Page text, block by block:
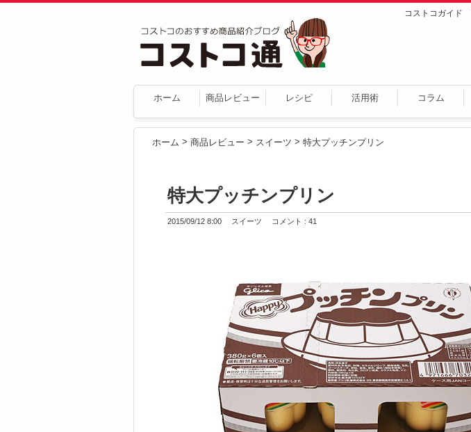
コストコガイド
ホーム 商品レビュー レシピ 活用術 コラム
ホーム > 商品レビュー > スイーツ > 特大プッチンプリン
特大プッチンプリン
2015/09/12 8:00 スイーツ コメント : 41